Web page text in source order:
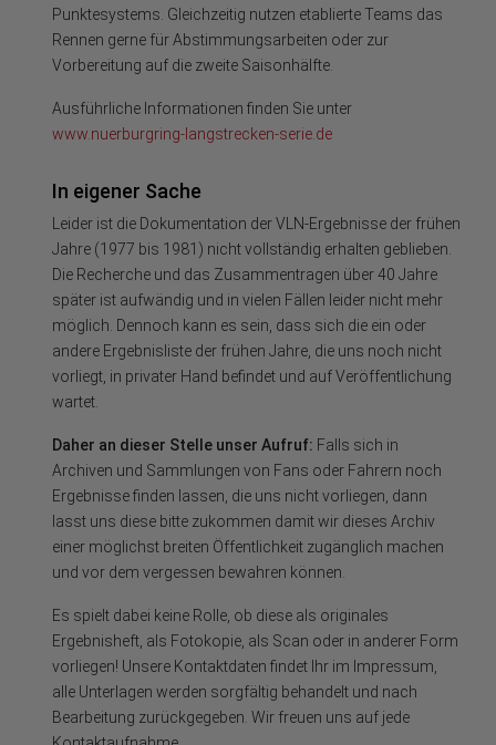
Punktesystems. Gleichzeitig nutzen etablierte Teams das
Rennen gerne für Abstimmungsarbeiten oder zur
Vorbereitung auf die zweite Saisonhälfte.
Ausführliche Informationen finden Sie unter
www.nuerburgring-langstrecken-serie.de
In eigener Sache
Leider ist die Dokumentation der VLN-Ergebnisse der frühen
Jahre (1977 bis 1981) nicht vollständig erhalten geblieben.
Die Recherche und das Zusammentragen über 40 Jahre
später ist aufwändig und in vielen Fällen leider nicht mehr
möglich. Dennoch kann es sein, dass sich die ein oder
andere Ergebnisliste der frühen Jahre, die uns noch nicht
vorliegt, in privater Hand befindet und auf Veröffentlichung
wartet.
Daher an dieser Stelle unser Aufruf: Falls sich in
Archiven und Sammlungen von Fans oder Fahrern noch
Ergebnisse finden lassen, die uns nicht vorliegen, dann
lasst uns diese bitte zukommen damit wir dieses Archiv
einer möglichst breiten Öffentlichkeit zugänglich machen
und vor dem vergessen bewahren können.
Es spielt dabei keine Rolle, ob diese als originales
Ergebnisheft, als Fotokopie, als Scan oder in anderer Form
vorliegen! Unsere Kontaktdaten findet Ihr im Impressum,
alle Unterlagen werden sorgfältig behandelt und nach
Bearbeitung zurückgegeben. Wir freuen uns auf jede